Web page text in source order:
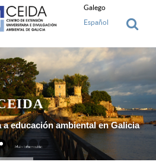
Galego
Español
educación ambiental en Galicia
Máis Información